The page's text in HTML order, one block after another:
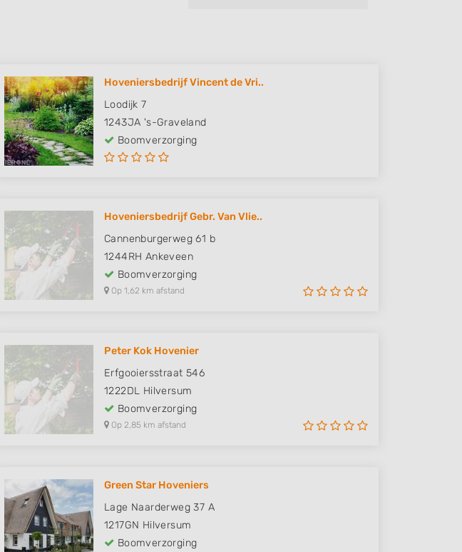
Hoveniersbedrijf Vincent de Vri..
Loodijk 7
1243JA 's-Graveland
Boomverzorging
Hoveniersbedrijf Gebr. Van Vlie..
Cannenburgerweg 61 b
1244RH Ankeveen
Boomverzorging
Op 1,62 km afstand
Peter Kok Hovenier
Erfgooiersstraat 546
1222DL Hilversum
Boomverzorging
Op 2,85 km afstand
Green Star Hoveniers
Lage Naarderweg 37 A
1217GN Hilversum
Boomverzorging